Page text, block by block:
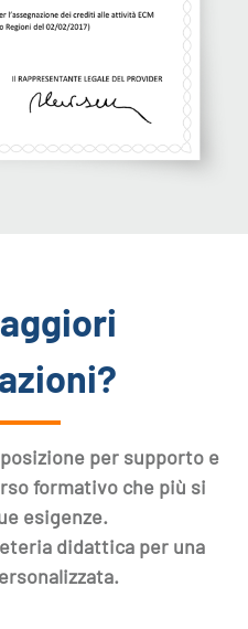
per supporto e
formativo che più si
esigenze.
didattica per una